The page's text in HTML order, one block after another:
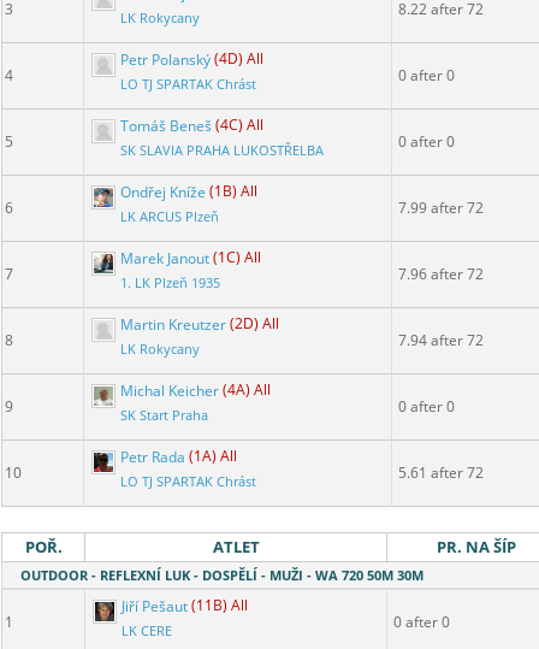
3 LK Rokycany 8.22 after 72
4
Petr Polanský(4D) All
LO TJ SPARTAK Chrást 0 after 0
5
Tomáš Beneš (4C) All
SK SLAVIA PRAHA LUKOSTŘELBA 0 after 0
6
Ondřej Kníže (1B) All
LK ARCUS Plzeň 7.99 after 72
7
Marek Janout(1C) All
1. LK Plzeň 1935 7.96 after 72
8
Martin Kreutzer(2D) All
LK Rokycany 7.94 after 72
9
Michal Keicher(4A) All
SK Start Praha 0 after 0
10
Petr Rada (1A) All
LO TJ SPARTAK Chrást 5.61 after 72
POŘ. ATLET PR. NA ŠÍP
OUTDOOR - REFLEXNÍ LUK - DOSPĚLÍ - MUŽI - WA 720 50M 30M
1
Jiří Pešaut(11B) All
LK CERE 0 after 0